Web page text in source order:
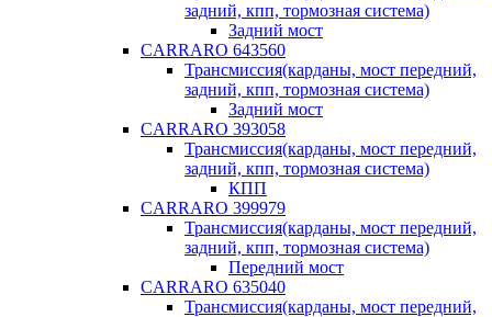
задний, кпп, тормозная система)
Задний мост
CARRARO 643560
Трансмиссия(карданы, мост передний,
задний, кпп, тормозная система)
Задний мост
CARRARO 393058
Трансмиссия(карданы, мост передний,
задний, кпп, тормозная система)
КПП
CARRARO 399979
Трансмиссия(карданы, мост передний,
задний, кпп, тормозная система)
Передний мост
CARRARO 635040
Трансмиссия(карданы, мост передний,